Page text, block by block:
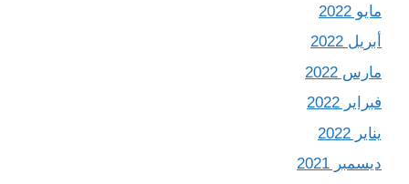
مايو 2022
أبريل 2022
مارس 2022
فبراير 2022
يناير 2022
ديسمبر 2021